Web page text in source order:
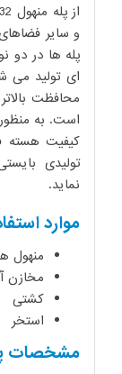
و سایر
پله ها در دو
ای تولید می
محافظت
است. به
کیفیت هسته
نماید.
موارد استفاده
منهول
کشتی
استخر
مشخصات